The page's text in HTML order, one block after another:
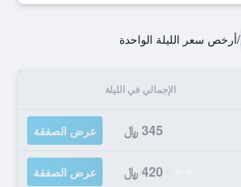
/أرخص سعر الليلة الواحدة
الإجمالي في الليلة
345 ﷼ عرض الصفقة
420 ﷼ عرض الصفقة